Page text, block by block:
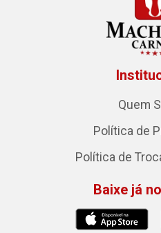
Quem
Política de
Política de
Baixe já